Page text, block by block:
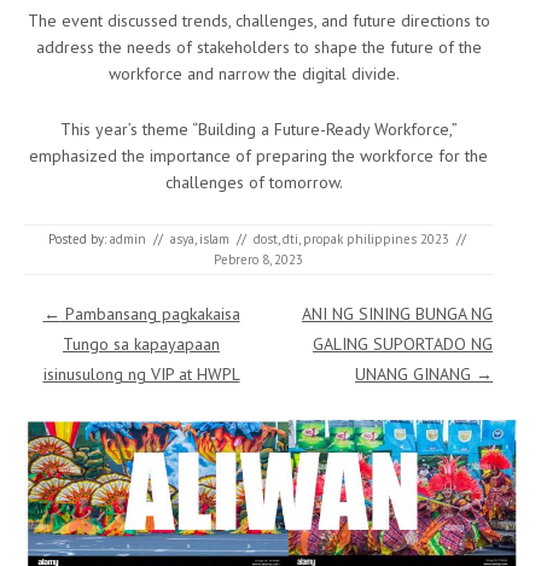
The event discussed trends, challenges, and future directions to
address the needs of stakeholders to shape the future of the
workforce and narrow the digital divide.
This year’s theme “Building a Future-Ready Workforce,”
emphasized the importance of preparing the workforce for the
challenges of tomorrow.
Posted by: admin // asya, islam // dost,dti, propak philippines 2023 //
Pebrero 8, 2023
Post navigation
← Pambansang pagkakaisa
Tungo sa kapayapaan
isinusulong ng VIP at HWPL
ANI NG SINING BUNGA NG
GALING SUPORTADO NG
UNANG GINANG →